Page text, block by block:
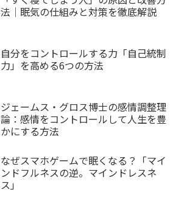
法｜眠気の仕組みと対策を徹底解説
自分をコントロールする力「自己統制
力」を高める6つの方法
ジェームス・グロス博士の感情調整理
論：感情をコントロールして人生を豊
かにする方法
なぜスマホゲームで眠くなる？「マイ
ンドフルネスの逆。マインドレスネ
ス」